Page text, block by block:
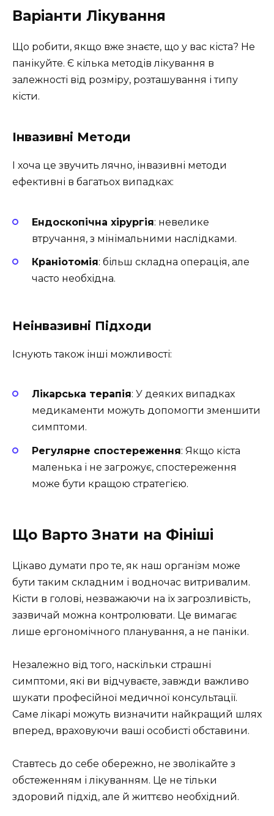
Варіанти Лікування
Що робити, якщо вже знаєте, що у вас кіста? Не
панікуйте. Є кілька методів лікування в
залежності від розміру, розташування і типу
кісти.
Інвазивні Методи
І хоча це звучить лячно, інвазивні методи
ефективні в багатьох випадках:
Ендоскопічна хірургія: невелике
втручання, з мінімальними наслідками.
Краніотомія: більш складна операція, але
часто необхідна.
Неінвазивні Підходи
Існують також інші можливості:
Лікарська терапія: У деяких випадках
медикаменти можуть допомогти зменшити
симптоми.
Регулярне спостереження: Якщо кіста
маленька і не загрожує, спостереження
може бути кращою стратегією.
Що Варто Знати на Фініші
Цікаво думати про те, як наш організм може
бути таким складним і водночас витривалим.
Кісти в голові, незважаючи на їх загрозливість,
зазвичай можна контролювати. Це вимагає
лише ергономічного планування, а не паніки.
Незалежно від того, наскільки страшні
симптоми, які ви відчуваєте, завжди важливо
шукати професійної медичної консультації.
Саме лікарі можуть визначити найкращий шлях
вперед, враховуючи ваші особисті обставини.
Ставтесь до себе обережно, не зволікайте з
обстеженням і лікуванням. Це не тільки
здоровий підхід, але й життєво необхідний.